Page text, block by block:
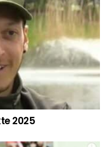
2025